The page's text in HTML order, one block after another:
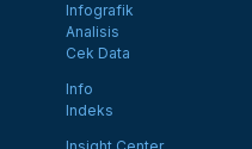
Infografik
Analisis
Cek Data
Info
Indeks